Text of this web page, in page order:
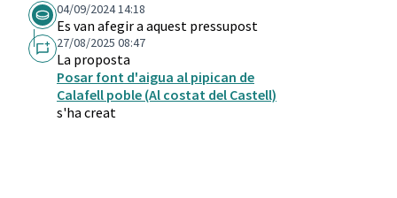
04/09/2024 14:18
Es van afegir a aquest pressupost
27/08/2025 08:47
La proposta
Posar font d'aigua al pipican de
Calafell poble (Al costat del Castell)
s'ha creat